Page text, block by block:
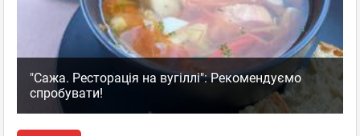
"Сажа. Ресторація на вугіллі": Рекомендуємо
спробувати!